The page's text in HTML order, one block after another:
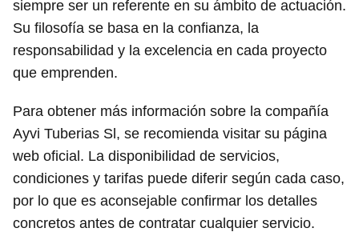
siempre ser un referente en su ámbito de actuación.
Su filosofía se basa en la confianza, la
responsabilidad y la excelencia en cada proyecto
que emprenden.
Para obtener más información sobre la compañía
Ayvi Tuberias Sl, se recomienda visitar su página
web oficial. La disponibilidad de servicios,
condiciones y tarifas puede diferir según cada caso,
por lo que es aconsejable confirmar los detalles
concretos antes de contratar cualquier servicio.